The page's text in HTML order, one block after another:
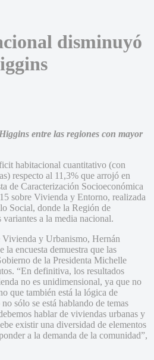
disminuyó
entre las regiones con mayor
habitacional cuantitativo (con
respecto al 11,3% que arrojó en
de Caracterización Socioeconómica
sobre Vivienda y Entorno, realizada
Social, donde la Región de
a la media nacional.
y Urbanismo, Hernán
encuesta demuestra que las
de la Presidenta Michelle
“En definitiva, los resultados
no es unidimensional, ya que no
que también está la lógica de
sólo se está hablando de temas
hablar de viviendas urbanas y
existir una diversidad de elementos
a la demanda de la comunidad”,